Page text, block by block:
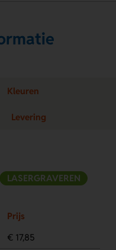
Kleuren
Levering
LASERGRAVEREN
Prijs
€ 17,85